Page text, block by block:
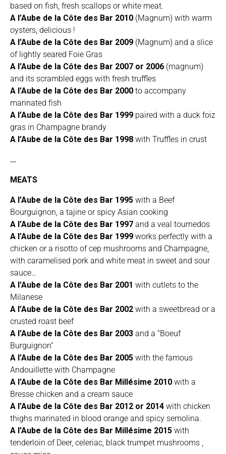
based on fish, fresh scallops or white meat.
A l’Aube de la Côte des Bar 2010 (Magnum) with warm
oysters, delicious !
A l’Aube de la Côte des Bar 2009 (Magnum) and a slice
of lightly seared Foie Gras
A l’Aube de la Côte des Bar 2007 or 2006 (magnum)
and its scrambled eggs with fresh truffles
A l’Aube de la Côte des Bar 2000 to accompany
marinated fish
A l’Aube de la Côte des Bar 1999 paired with a duck foiz
gras in Champagne brandy
A l’Aube de la Côte des Bar 1998 with Truffles in crust
…
MEATS
A l’Aube de la Côte des Bar 1995 with a Beef
Bourguignon, a tajine or spicy Asian cooking
A l’Aube de la Côte des Bar 1997 and a veal tournedos
A l’Aube de la Côte des Bar 1999 works perfectly with a
chicken or a risotto of cep mushrooms and Champagne,
with caramelised pork and white meat in sweet and sour
sauce…
A l’Aube de la Côte des Bar 2001 with cutlets to the
Milanese
A l’Aube de la Côte des Bar 2002 with a sweetbread or a
crusted roast beef
A l’Aube de la Côte des Bar 2003 and a “Boeuf
Burguignon”
A l’Aube de la Côte des Bar 2005 with the famous
Andouillette with Champagne
A l’Aube de la Côte des Bar Millésime 2010 with a
Bresse chicken and a cream sauce
A l’Aube de la Côte des Bar 2012 or 2014 with chicken
thighs marinated in blood orange and spicy semolina.
A l’Aube de la Côte des Bar Millésime 2015 with
tenderloin of Deer, celeriac, black trumpet mushrooms ,